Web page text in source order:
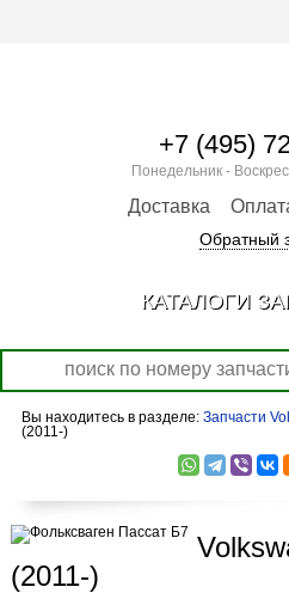
Вы находитесь в разделе: Запчасти
(2011-)
(2011-)
+7 (495)
Понедельник -
Доставка
Обратный
КАТАЛОГИ